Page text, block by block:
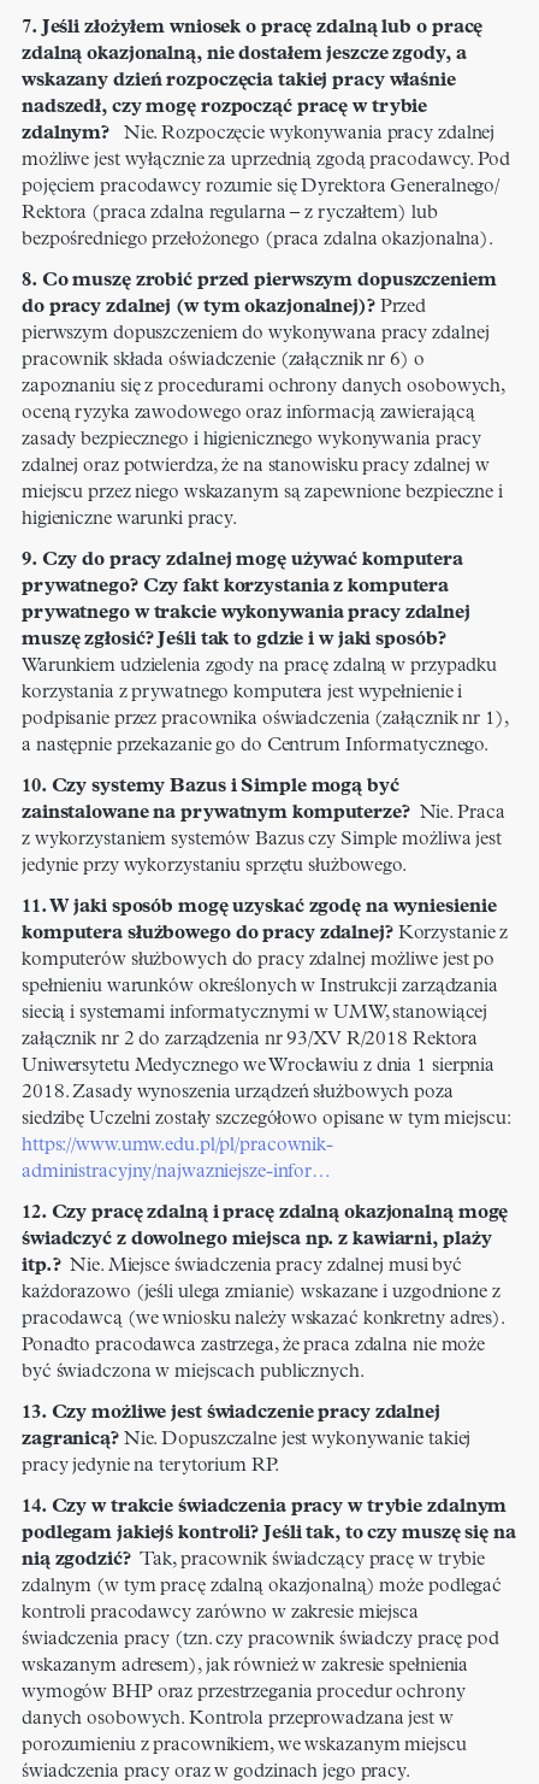
7. Jeśli złożyłem wniosek o pracę zdalną lub o pracę
zdalną okazjonalną, nie dostałem jeszcze zgody, a
wskazany dzień rozpoczęcia takiej pracy właśnie
nadszedł, czy mogę rozpocząć pracę w trybie
zdalnym?
Nie. Rozpoczęcie wykonywania pracy zdalnej
możliwe jest wyłącznie za uprzednią zgodą pracodawcy. Pod
pojęciem pracodawcy rozumie się Dyrektora Generalnego/
Rektora (praca zdalna regularna – z ryczałtem) lub
bezpośredniego przełożonego (praca zdalna okazjonalna).
8. Co muszę zrobić przed pierwszym dopuszczeniem
do pracy zdalnej (w tym okazjonalnej)? Przed
pierwszym dopuszczeniem do wykonywana pracy zdalnej
pracownik składa oświadczenie (załącznik nr 6) o
zapoznaniu się z procedurami ochrony danych osobowych,
oceną ryzyka zawodowego oraz informacją zawierającą
zasady bezpiecznego i higienicznego wykonywania pracy
zdalnej oraz potwierdza, że na stanowisku pracy zdalnej w
miejscu przez niego wskazanym są zapewnione bezpieczne i
higieniczne warunki pracy.
9. Czy do pracy zdalnej mogę używać komputera
prywatnego? Czy fakt korzystania z komputera
prywatnego w trakcie wykonywania pracy zdalnej
muszę zgłosić? Jeśli tak to gdzie i w jaki sposób?
Warunkiem udzielenia zgody na pracę zdalną w przypadku
korzystania z prywatnego komputera jest wypełnienie i
podpisanie przez pracownika oświadczenia (załącznik nr 1),
a następnie przekazanie go do Centrum Informatycznego.
10. Czy systemy Bazus i Simple mogą być
zainstalowane na prywatnym komputerze? Nie. Praca
z wykorzystaniem systemów Bazus czy Simple możliwa jest
jedynie przy wykorzystaniu sprzętu służbowego.
11. W jaki sposób mogę uzyskać zgodę na wyniesienie
komputera służbowego do pracy zdalnej?Korzystanie z
komputerów służbowych do pracy zdalnej możliwe jest po
spełnieniu warunków określonych w Instrukcji zarządzania
siecią i systemami informatycznymi w UMW, stanowiącej
załącznik nr 2 do zarządzenia nr 93/XV R/2018 Rektora
Uniwersytetu Medycznego we Wrocławiu z dnia 1 sierpnia
2018. Zasady wynoszenia urządzeń służbowych poza
siedzibę Uczelni zostały szczegółowo opisane w tym miejscu:
https://www.umw.edu.pl/pl/pracownik-
administracyjny/najwazniejsze-infor…
12. Czy pracę zdalną i pracę zdalną okazjonalną mogę
świadczyć z dowolnego miejsca np. z kawiarni, plaży
itp.?Nie. Miejsce świadczenia pracy zdalnej musi być
każdorazowo (jeśli ulega zmianie) wskazane i uzgodnione z
pracodawcą (we wniosku należy wskazać konkretny adres).
Ponadto pracodawca zastrzega, że praca zdalna nie może
być świadczona w miejscach publicznych.
13. Czy możliwe jest świadczenie pracy zdalnej
zagranicą? Nie. Dopuszczalne jest wykonywanie takiej
pracy jedynie na terytorium RP.
14. Czy w trakcie świadczenia pracy w trybie zdalnym
podlegam jakiejś kontroli? Jeśli tak, to czy muszę się na
nią zgodzić?Tak, pracownik świadczący pracę w trybie
zdalnym (w tym pracę zdalną okazjonalną) może podlegać
kontroli pracodawcy zarówno w zakresie miejsca
świadczenia pracy (tzn. czy pracownik świadczy pracę pod
wskazanym adresem), jak również w zakresie spełnienia
wymogów BHP oraz przestrzegania procedur ochrony
danych osobowych. Kontrola przeprowadzana jest w
porozumieniu z pracownikiem, we wskazanym miejscu
świadczenia pracy oraz w godzinach jego pracy.